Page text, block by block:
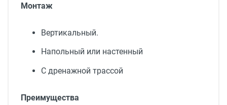
Монтаж
Вертикальный.
Напольный или настенный
С дренажной трассой
Преимущества